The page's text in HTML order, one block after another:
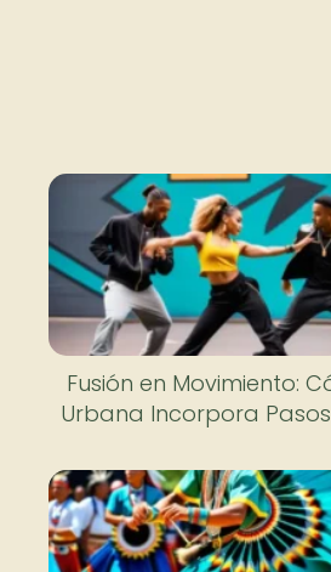
Fusión en Movimiento:
Urbana Incorpora